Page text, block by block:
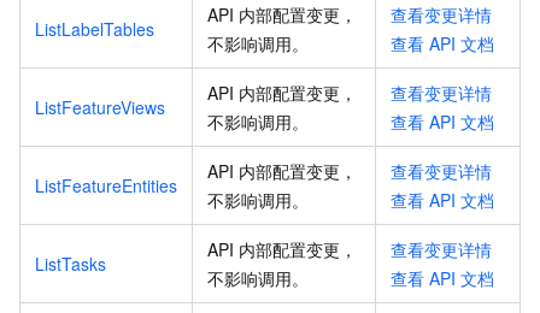
ListLabelTables
API 内部配置变更，
不影响调用。
查看变更详情
查看 API 文档
ListFeatureViews
API 内部配置变更，
不影响调用。
查看变更详情
查看 API 文档
ListFeatureEntities
API 内部配置变更，
不影响调用。
查看变更详情
查看 API 文档
ListTasks
API 内部配置变更，
不影响调用。
查看变更详情
查看 API 文档